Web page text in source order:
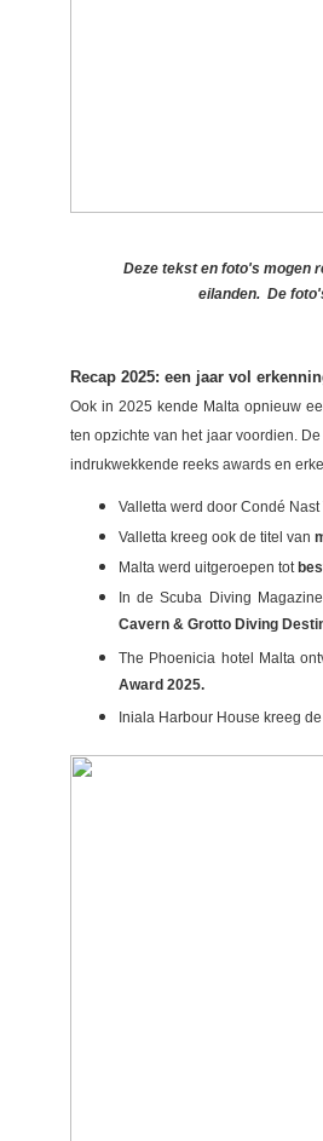
Deze tekst en foto's mogen
eilanden. De
Recap 2025: een jaar vol
Ook in 2025 kende Malta opnieuw
ten opzichte van het jaar voordien.
indrukwekkende reeks awards en
Valletta werd door Condé
Valletta kreeg ook de titel van
Malta werd uitgeroepen tot
In de Scuba Diving
Cavern & Grotto Diving
The Phoenicia hotel Malta
Award 2025.
Iniala Harbour House kreeg